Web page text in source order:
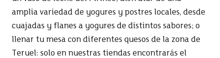
amplia variedad de yogures y postres locales, desde
cuajadas y flanes a yogures de distintos sabores; o
llenar tu mesa con diferentes quesos de la zona de
Teruel: solo en nuestras tiendas encontrarás el